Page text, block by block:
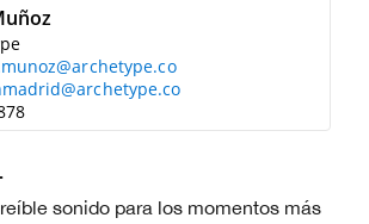
sonido para los momentos más